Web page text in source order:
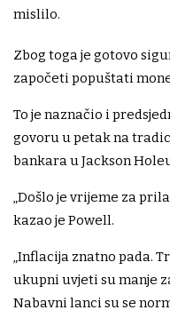
mislilo.
Zbog toga je gotovo
započeti popuštati
To je naznačio i
govoru u petak na
bankara u Jackson
„Došlo je vrijeme za
kazao je Powell.
„Inflacija znatno pada.
ukupni uvjeti su manje
Nabavni lanci su se